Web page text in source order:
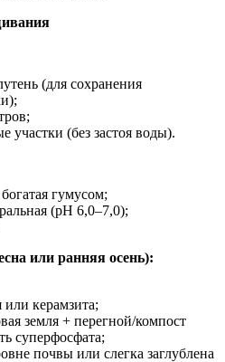
(для сохранения
участки (без застоя воды).
гумусом;
(pH 6,0–7,0);
или ранняя осень):
керамзита;
земля + перегной/компост
суперфосфата;
почвы или слегка заглублена